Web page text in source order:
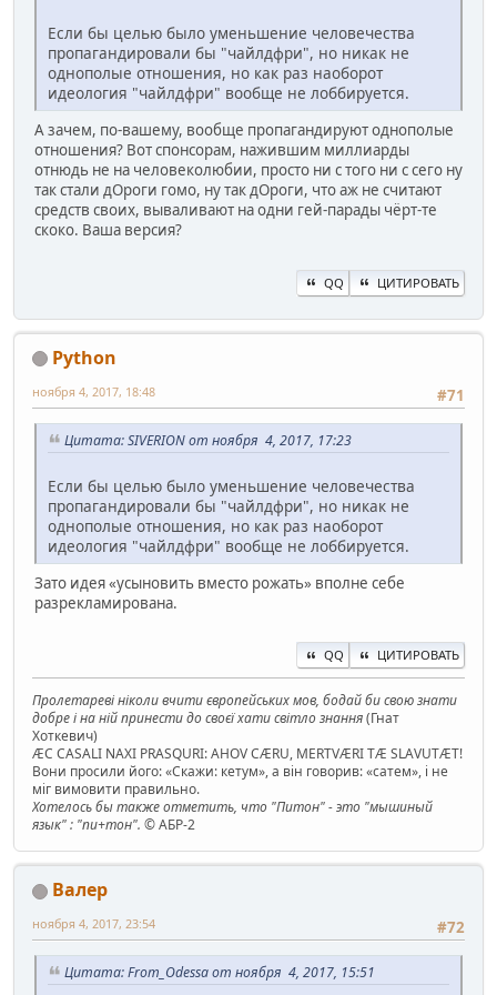
Если бы целью было уменьшение человечества
пропагандировали бы "чайлдфри", но никак не
однополые отношения, но как раз наоборот
идеология "чайлдфри" вообще не лоббируется.
А зачем, по-вашему, вообще пропагандируют однополые
отношения? Вот спонсорам, нажившим миллиарды
отнюдь не на человеколюбии, просто ни с того ни с сего ну
так стали дОроги гомо, ну так дОроги, что аж не считают
средств своих, вываливают на одни гей-парады чёрт-те
скоко. Ваша версия?
QQ ЦИТИРОВАТЬ
Python
#71
ноября 4, 2017, 18:48
Цитата: SIVERION от ноября 4, 2017, 17:23
Если бы целью было уменьшение человечества
пропагандировали бы "чайлдфри", но никак не
однополые отношения, но как раз наоборот
идеология "чайлдфри" вообще не лоббируется.
Зато идея «усыновить вместо рожать» вполне себе
разрекламирована.
QQ ЦИТИРОВАТЬ
Пролетареві ніколи вчити європейських мов, бодай би свою знати
добре і на ній принести до своєї хати світло знання(Гнат
Хоткевич)
ÆC CASALI NAXI PRASQURI: AHOV CÆRU, MERTVÆRI TÆ SLAVUTÆT!
Вони просили його: «Скажи: кетум», а він говорив: «сатем», і не
міг вимовити правильно.
Хотелось бы также отметить, что "Питон" - это "мышиный
язык" : "пи+тон". © АБР-2
Валер
#72
ноября 4, 2017, 23:54
Цитата: From_Odessa от ноября 4, 2017, 15:51